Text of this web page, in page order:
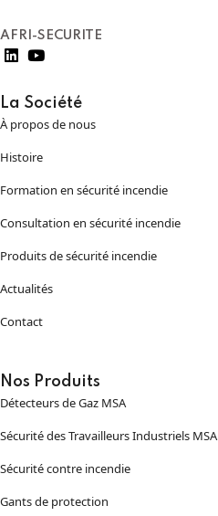
AFRI-SECURITE
La Société
À propos de nous
Histoire
Formation en sécurité incendie
Consultation en sécurité incendie
Produits de sécurité incendie
Actualités
Contact
Nos Produits
Détecteurs de Gaz MSA
Sécurité des Travailleurs Industriels MSA
Sécurité contre incendie
Gants de protection